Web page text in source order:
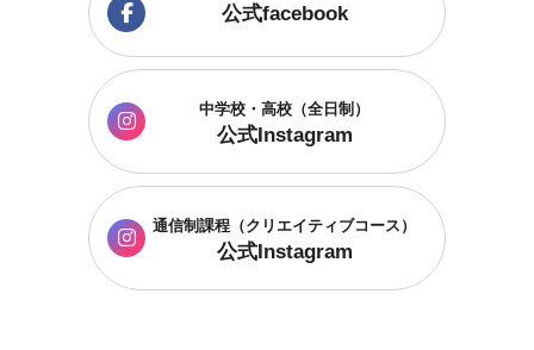
公式facebook
中学校・高校（全日制）
公式Instagram
通信制課程 （クリエイティブコース）
公式Instagram